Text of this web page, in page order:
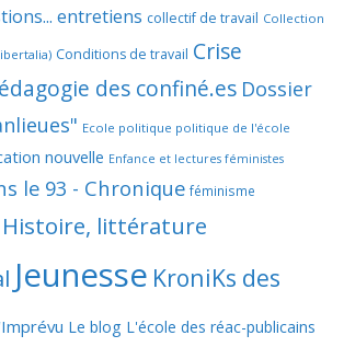
entretiens collectif de travail Collection
Conditions de travail Crise
des confiné.es Dossier
Ecole politique politique de l'école
nouvelle Enfance et lectures féministes
le 93 - Chronique féminisme
Histoire, littérature
Jeunesse KroniKs des
Le blog L'école des réac-publicains